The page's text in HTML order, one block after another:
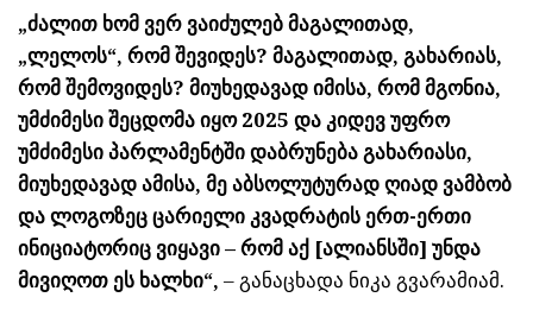
„ძალით ხომ ვერ ვაიძულებ მაგალითად,
„ლელოს“, რომ შევიდეს? მაგალითად, გახარიას,
რომ შემოვიდეს? მიუხედავად იმისა, რომ მგონია,
უმძიმესი შეცდომა იყო 2025 და კიდევ უფრო
უმძიმესი პარლამენტში დაბრუნება გახარიასი,
მიუხედავად ამისა, მე აბსოლუტურად ღიად ვამბობ
და ლოგოზეც ცარიელი კვადრატის ერთ-ერთი
ინიციატორიც ვიყავი – რომ აქ [ალიანსში] უნდა
მივიღოთ ეს ხალხი“, – განაცხადა ნიკა გვარამიამ.